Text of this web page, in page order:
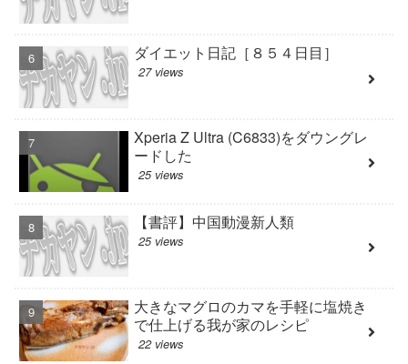
ダイエット日記［８５４日目］
27 views
Xperia Z Ultra (C6833)をダウングレ
ードした
25 views
【書評】中国動漫新人類
25 views
大きなマグロのカマを手軽に塩焼き
で仕上げる我が家のレシピ
22 views